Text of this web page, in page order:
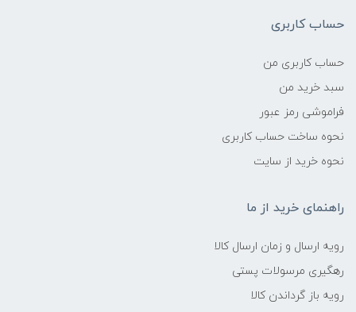
حساب کاربری
حساب کاربری من
سبد خرید من
فراموشی رمز عبور
نحوه ساخت حساب کاربری
نحوه خرید از سایت
راهنمای خرید از ما
رویه ارسال و زمان ارسال کالا
رهگیری مرسولات پستی
رویه باز گرداندن کالا